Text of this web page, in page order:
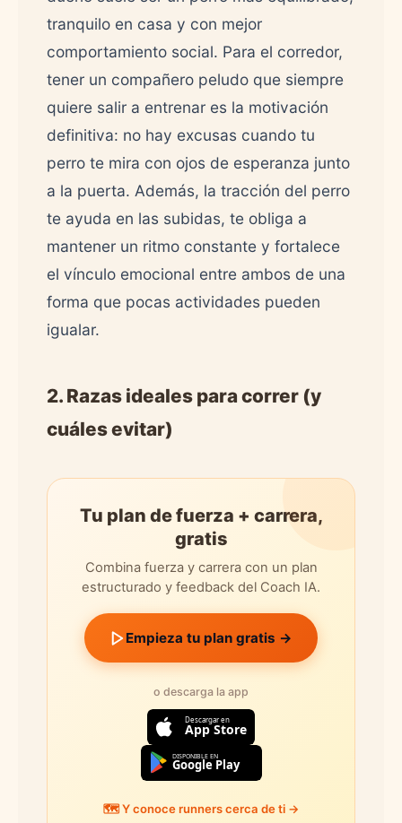
tranquilo en casa y con mejor
comportamiento social. Para el corredor,
tener un compañero peludo que siempre
quiere salir a entrenar es la motivación
definitiva: no hay excusas cuando tu
perro te mira con ojos de esperanza junto
a la puerta. Además, la tracción del perro
te ayuda en las subidas, te obliga a
mantener un ritmo constante y fortalece
el vínculo emocional entre ambos de una
forma que pocas actividades pueden
igualar.
2. Razas ideales para correr (y
cuáles evitar)
Tu plan de fuerza + carrera,
gratis
Combina fuerza y carrera con un plan
estructurado y feedback del Coach IA.
Empieza tu plan gratis →
o descarga la app
Descargar en
App Store
DISPONIBLE EN
Google Play
🗺️ Y conoce runners cerca de ti →